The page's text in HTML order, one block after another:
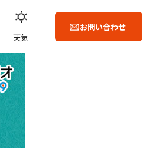
天気
お問い合わせ